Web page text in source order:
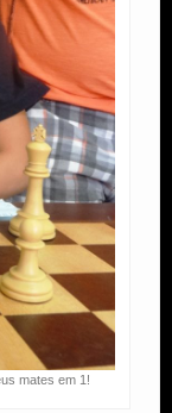
mates em 1!